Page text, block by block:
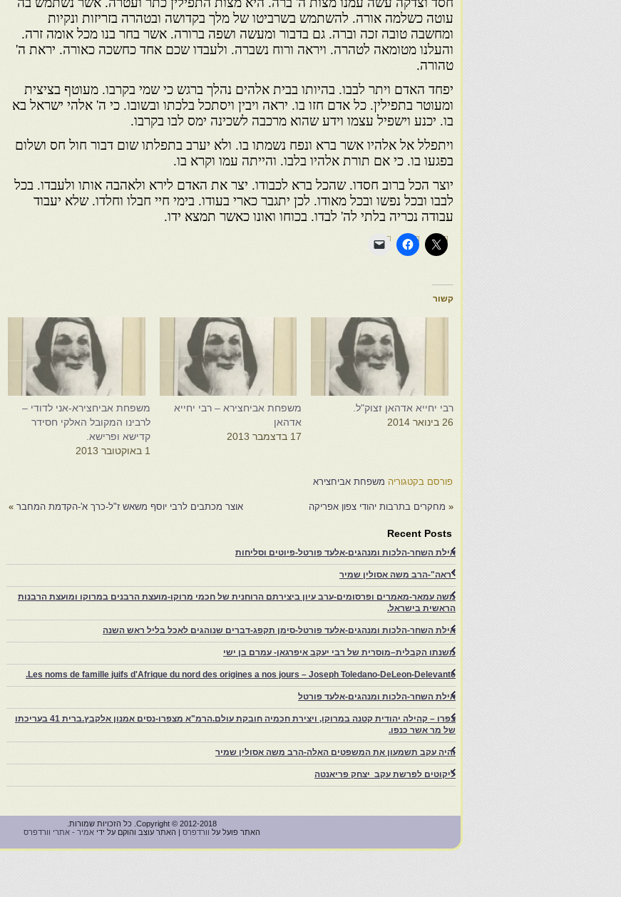
עוטה כשלמה אורה. להשתמש בשרביטו של מלך בקדושה ובטהרה בזריזות ונקיות
ומחשבה טובה זכה וברה. גם בדבור ומעשה ושפה ברורה. אשר בחר בנו מכל אומה זרה.
והעלנו מטומאה לטהרה. ויראה ורוח נשברה. ולעבדו שכם אחד כחשכה כאורה. יראת ה'
טהורה.
יפחד האדם ויתר לבבו. בהיותו בבית אלהים נהלך ברגש כי שמי בקרבו. מעוטף בציצית
ומעוטר בתפילין. כל אדם חזו בו. יראה ויבין ויסתכל בלכתו ובשובו. כי ה' אלהי ישראל בא
בו. יכנע וישפיל עצמו וידע שהוא מרכבה לשכינה ימס לבו בקרבו.
ויתפלל אל אלהיו אשר ברא ונפח נשמתו בו. ולא יערב בתפלתו שום דבור חול חס ושלום
בפגעו בו. כי אם תורת אלהיו בלבו. והייתה עמו וקרא בו.
יוצר הכל ברוב חסדו. שהכל ברא לכבודו. יצר את האדם לירא ולאהבה אותו ולעבדו. בכל
לבבו ובכל נפשו ובכל מאודו. לכן יתגבר כארי בעודו. בימי חיי חבלו וחלדו. שלא יעבוד
עבודה נכריה בלתי לה' לבדו. בכוחו ואונו כאשר תמצא ידו.
קשור
רבי יחייא אדהאן זצוק"ל.
26 בינואר 2014
משפחת אביחצירא – רבי יחייא
אדהאן
17 בדצמבר 2013
משפחת אביחצירא-אני לדודי –
לרבינו המקובל האלקי חסידר
קדישא ופרישא.
1 באוקטובר 2013
פורסם בקטגוריה משפחת אביחצירא
« מחקרים בתרבות יהודי צפון אפריקה אוצר מכתבים לרבי יוסף משאש ז"ל-כרך א'-הקדמת המחבר »
Recent Posts
אילת השחר-הלכות ומנהגים-אלעד פורטל-פיוטים וסליחות
"ראה"-הרב משה אסולין שמיר
משה עמאר-מאמרים ופרסומים-ערב עיון ביצירתם הרוחנית של חכמי מרוקו-מועצת הרבנים במרוקו ומועצת הרבנות
הראשית בישראל.
אילת השחר-הלכות ומנהגים-אלעד פורטל-סימן תקפג-דברים שנוהגים לאכל בליל ראש השנה
משנתו הקבלית–מוסרית של רבי יעקב איפרגאן- עמרם בן ישי
Les noms de famille juifs d'Afrique du nord des origines a nos jours – Joseph Toledano-DeLeon-Delevante.
אילת השחר-הלכות ומנהגים-אלעד פורטל
צפרו – קהילה יהודית קטנה במרוקו, ויצירת חכמיה חובקת עולם.הרמ"א מצפרו-נסים אמנון אלקבץ.ברית 41 בעריכתו
של מר אשר כנפו.
והיה עקב תשמעון את המשפטים האלה-הרב משה אסולין שמיר
ליקוטים לפרשת עקב יצחק פריאנטה
Copyright © 2012-2018. כל הזכויות שמורות.
האתר פועל על וורדפרס | האתר עוצב והוקם על ידי אמיר - אתרי וורדפרס